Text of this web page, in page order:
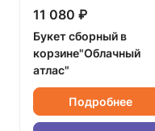
11 080 ₽
Букет сборный в
корзине"Облачный
атлас"
Подробнее